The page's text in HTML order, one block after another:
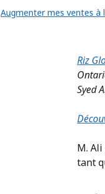
Augmenter mes ventes à
Riz
Syed
M.
tant